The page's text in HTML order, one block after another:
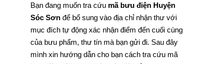
Bạn đang muốn tra cứu mã bưu điện Huyện
Sóc Sơn để bổ sung vào địa chỉ nhận thư với
mục đích tự động xác nhận điểm đến cuối cùng
của bưu phẩm, thư tín mà bạn gửi đi. Sau đây
mình xin hướng dẫn cho bạn cách tra cứu mã